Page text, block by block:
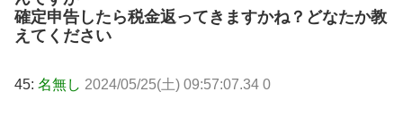
確定申告したら税金返ってきますかね？どなたか教
えてください
45: 名無し 2024/05/25(土) 09:57:07.34 0